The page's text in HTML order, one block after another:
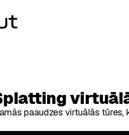
paaudzes virtuālās tūres,